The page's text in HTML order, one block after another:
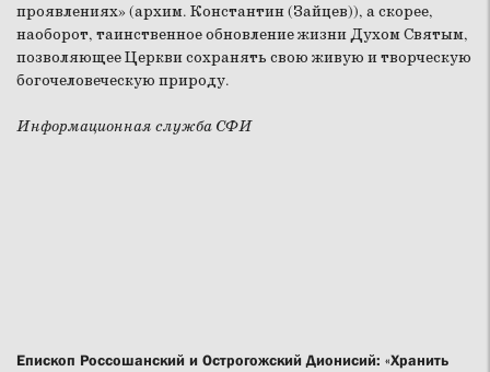
проявлениях» (архим. Константин (Зайцев)), а скорее,
наоборот, таинственное обновление жизни Духом Святым,
позволяющее Церкви сохранять свою живую и творческую
богочеловеческую природу.
Информационная служба СФИ
Епископ Россошанский и Острогожский Дионисий: «Хранить